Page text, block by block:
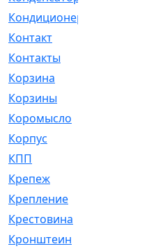
Кондиционер
Контакт
Контакты
Корзина
Корзины
Коромысло
Корпус
КПП
Крепеж
Крепление
Крестовина
Кронштеин